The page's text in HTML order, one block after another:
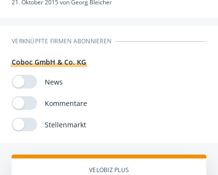
21. Oktober 2015vonGeorg Bleicher
VERKNÜPFTE FIRMEN ABONNIEREN
Coboc GmbH & Co. KG
News
Kommentare
Stellenmarkt
VELOBIZ PLUS